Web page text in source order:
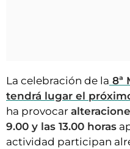
La celebración de la 8ª
tendrá lugar el
ha provocar
9.00 y las 13.00 horas
actividad participan